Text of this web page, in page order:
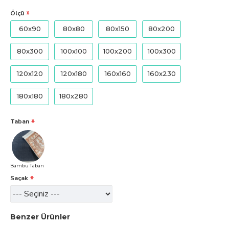
Ölçü
60x90
80x80 80x150 80x200
80x300 100x100 100x200 100x300
120x120 120x180 160x160 160x230
180x180 180x280
Taban
Bambu Taban
Saçak
Benzer Ürünler